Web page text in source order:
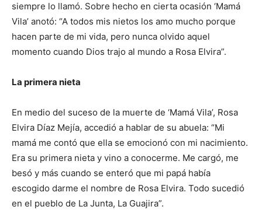
siempre lo llamó. Sobre hecho en cierta ocasión ‘Mamá
Vila’ anotó: “A todos mis nietos los amo mucho porque
hacen parte de mi vida, pero nunca olvido aquel
momento cuando Dios trajo al mundo a Rosa Elvira”.
La primera nieta
En medio del suceso de la muerte de ‘Mamá Vila’, Rosa
Elvira Díaz Mejía, accedió a hablar de su abuela: “Mi
mamá me contó que ella se emocionó con mi nacimiento.
Era su primera nieta y vino a conocerme. Me cargó, me
besó y más cuando se enteró que mi papá había
escogido darme el nombre de Rosa Elvira. Todo sucedió
en el pueblo de La Junta, La Guajira”.